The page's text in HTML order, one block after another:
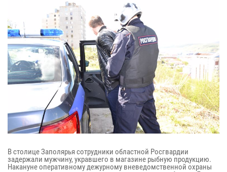
В столице Заполярья сотрудники областной Росгвардии
задержали мужчину, укравшего в магазине рыбную продукцию.
Накануне оперативному дежурному вневедомственной охраны